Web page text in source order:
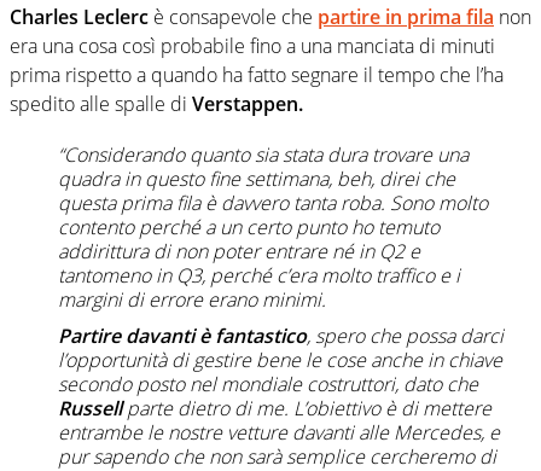
Charles Leclerc è consapevole che partire in prima fila non
era una cosa così probabile fino a una manciata di minuti
prima rispetto a quando ha fatto segnare il tempo che l’ha
spedito alle spalle di Verstappen.
“Considerando quanto sia stata dura trovare una
quadra in questo fine settimana, beh, direi che
questa prima fila è davvero tanta roba. Sono molto
contento perché a un certo punto ho temuto
addirittura di non poter entrare né in Q2 e
tantomeno in Q3, perché c’era molto traffico e i
margini di errore erano minimi.
Partire davanti è fantastico, spero che possa darci
l’opportunità di gestire bene le cose anche in chiave
secondo posto nel mondiale costruttori, dato che
Russellparte dietro di me. L’obiettivo è di mettere
entrambe le nostre vetture davanti alle Mercedes, e
pur sapendo che non sarà semplice cercheremo di